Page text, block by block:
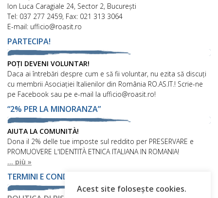
Ion Luca Caragiale 24, Sector 2, București
Tel: 037 277 2459, Fax: 021 313 3064
E-mail: ufficio@roasit.ro
PARTECIPA!
POȚI DEVENI VOLUNTAR!
Daca ai întrebări despre cum e să fii voluntar, nu ezita să discuți
cu membrii Asociației Italienilor din România RO.AS.IT.! Scrie-ne
pe Facebook sau pe e-mail la ufficio@roasit.ro!
“2% PER LA MINORANZA”
AIUTA LA COMUNITÀ!
Dona il 2% delle tue imposte sul reddito per PRESERVARE e
PROMUOVERE L'IDENTITÀ ETNICA ITALIANA IN ROMANIA!
... più »
TERMINI E CONDIZIONI
Acest site folosește cookies.